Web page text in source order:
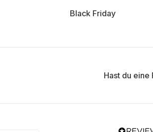
Black Friday
Hast du